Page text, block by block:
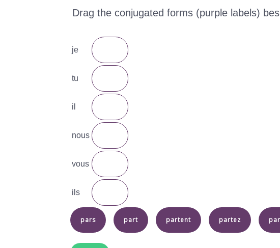
Drag the conjugated forms (purple labels)
je
tu
il
nous
vous
ils
pars part partent partez